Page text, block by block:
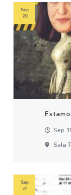
Sep
Sala
Sep
20
Sep
27